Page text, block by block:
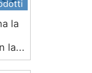
la
la...